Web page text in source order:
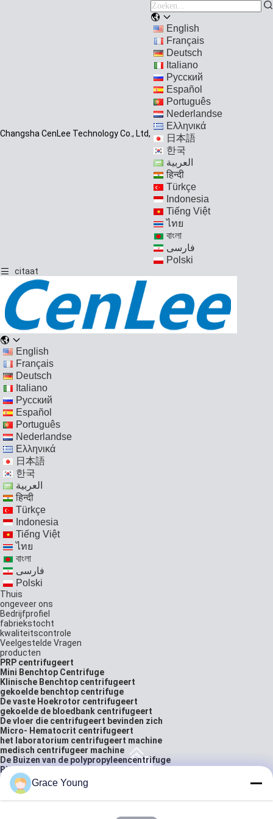
Changsha CenLee Technology Co., Ltd,
English
Français
Deutsch
Italiano
Русский
Español
Português
Nederlandse
Ελληνικά
日本語
한국
العربية
हिन्दी
Türkçe
Indonesia
Tiếng Việt
ไทย
বাংলা
فارسی
Polski
citaat
English
Français
Deutsch
Italiano
Русский
Español
Português
Nederlandse
Ελληνικά
日本語
한국
العربية
हिन्दी
Türkçe
Indonesia
Tiếng Việt
ไทย
বাংলা
فارسی
Polski
Thuis
ongeveer ons
Bedrijfprofiel
fabriekstocht
kwaliteitscontrole
Veelgestelde Vragen
producten
PRP centrifugeert
Mini Benchtop Centrifuge
Klinische Benchtop centrifugeert
gekoelde benchtop centrifuge
De vaste Hoekrotor centrifugeert
gekoelde de bloedbank centrifugeert
De vloer die centrifugeert bevinden zich
Micro- Hematocrit centrifugeert
het laboratorium centrifugeert machine
medisch centrifugeer machine
De Buizen van de polypropyleencentrifuge
Biologisch Laboratoriummateriaal
Bloedzakbuisverzegelaar
laboratorium analytische balans
oplossingen
Grace Young